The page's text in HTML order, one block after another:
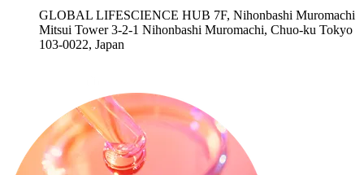
GLOBAL LIFESCIENCE HUB 7F, Nihonbashi Muromachi
Mitsui Tower 3-2-1 Nihonbashi Muromachi, Chuo-ku Tokyo
103-0022, Japan